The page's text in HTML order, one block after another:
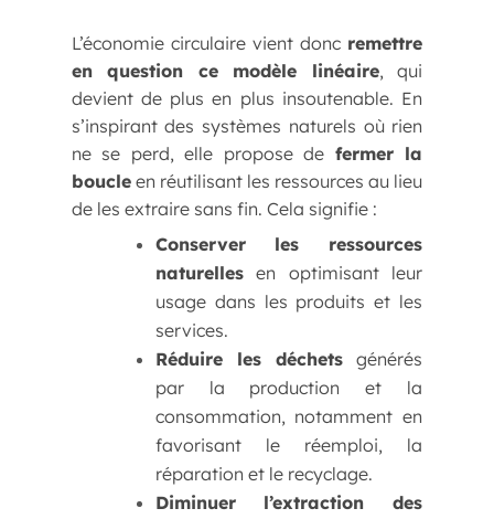
L’économie circulaire vient donc remettre
en question ce modèle linéaire, qui
devient de plus en plus insoutenable. En
s’inspirant des systèmes naturels où rien
ne se perd, elle propose de fermer la
boucleen réutilisant les ressources au lieu
de les extraire sans fin. Cela signifie :
Conserver les ressources
naturellesen optimisant leur
usage dans les produits et les
services.
Réduire les déchets générés
par la production et la
consommation, notamment en
favorisant le réemploi, la
réparation et le recyclage.
Diminuer l’extraction des